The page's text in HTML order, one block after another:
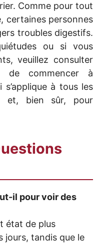
Comme pour tout
certaines personnes
troubles digestifs.
ou si vous
veuillez consulter
de commencer à
à tous les
et, bien sûr, pour
il pour voir des
état de plus
jours, tandis que le